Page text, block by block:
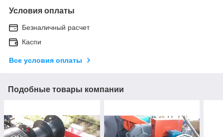
Условия оплаты
Безналичный расчет
Каспи
Все условия оплаты
Подобные товары компании